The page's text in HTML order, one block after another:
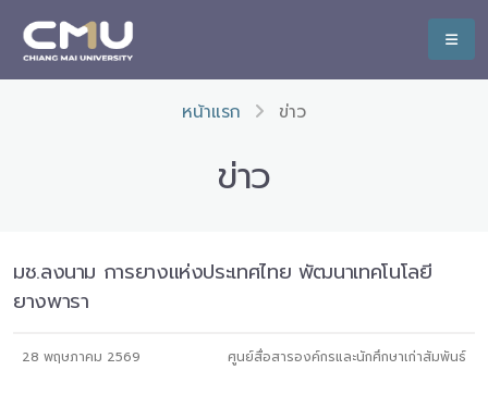
หน้าแรก ข่าว
ข่าว
มช.ลงนาม การยางแห่งประเทศไทย พัฒนาเทคโนโลยี
ยางพารา
28 พฤษภาคม 2569 ศูนย์สื่อสารองค์กรและนักศึกษาเก่าสัมพันธ์